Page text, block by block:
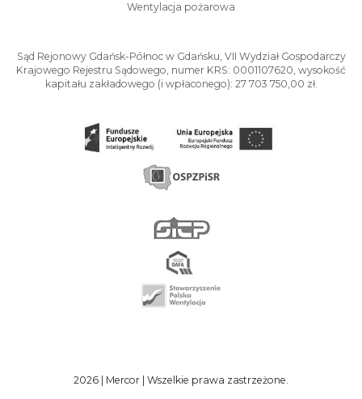
Wentylacja pożarowa
Sąd Rejonowy Gdańsk-Północ w Gdańsku, VII Wydział Gospodarczy
Krajowego Rejestru Sądowego, numer KRS: 0001107620, wysokość
kapitału zakładowego (i wpłaconego): 27 703 750,00 zł.
2026 | Mercor | Wszelkie prawa zastrzeżone.